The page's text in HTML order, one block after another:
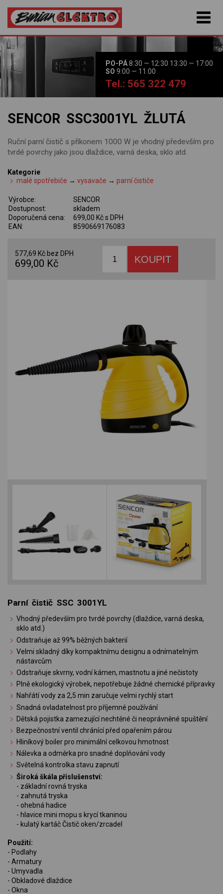
PO-PÁ8:30 — 12:30 13:30 — 17:00
SO 9:00 — 11:00
Tel.: 565 322 479
SENCOR SSC3001YL ŽLUTÁ
Ruční parní čistič s příkonem 1000 W je vhodný především pro
tvrdé povrchy jako jsou dlaždice, varná deska, sklo atd.
Kategorie
malé spotřebiče →vysavače →parní čističe
Výrobce:
SENCOR
Dostupnost:
skladem
Doporučená cena:
699,00 Kč s DPH
EAN:
8590669176083
577,69 Kč bez DPH
699,00 Kč
Parní čistič SSC 3001YL
Vhodný především pro tvrdé povrchy (dlaždice, varná deska,
sklo atd.)
Odstraňuje až 99% běžných bakterií
Velmi skladný díky kompaktnímu designu a odnímatelným
nástavcům
Odstraňuje skvrny, vodní kámen, mastnotu a jiné nečistoty
Plně ekologický výrobek, nepotřebuje žádné chemické přípravky
Nahřátí vody za 2,5 min zaručuje velmi rychlý start
Snadná ovladatelnost pro příjemné používání
Dětská pojistka zamezující nechtěné či neoprávněné spuštění
Bezpečnostní ventil chránící před opařením párou
Hliníkový boiler pro minimální celkovou hmotnost
Nálevka a odměrka pro snadné doplňování vody
Světelná kontrolka stavu zapnutí
Široká škála příslušenství:
- základní rovná tryska
- zahnutá tryska
- ohebná hadice
- hlavice mini mopu s krycí tkaninou
- kulatý kartáč Čistič oken/zrcadel
Použití:
- Podlahy
- Armatury
- Umyvadla
- Obkladové dlaždice
- Okna